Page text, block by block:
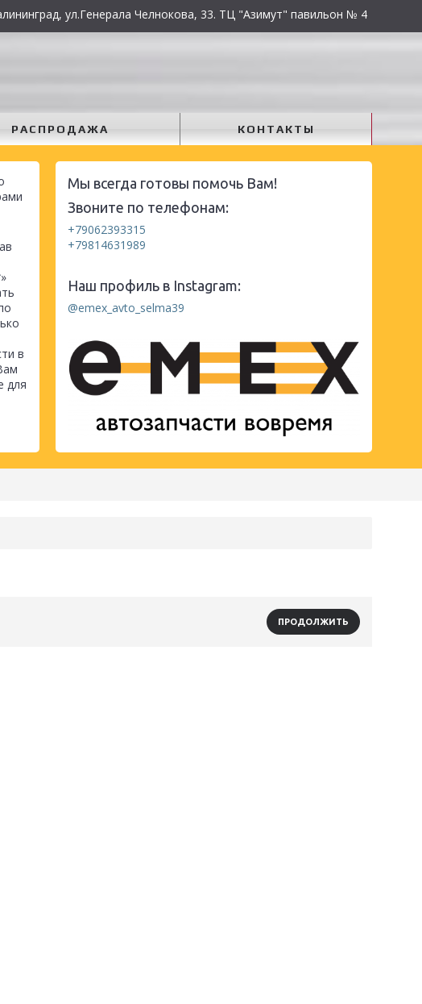
ул.Генерала Челнокова, 33. ТЦ "Азимут" павильон № 4
РАСПРОДАЖА КОНТАКТЫ
»
в
для
Мы всегда готовы помочь Вам!
Звоните по телефонам:
+79062393315
+79814631989
Наш профиль в Instagram:
@emex_avto_selma39
ПРОДОЛЖИТЬ